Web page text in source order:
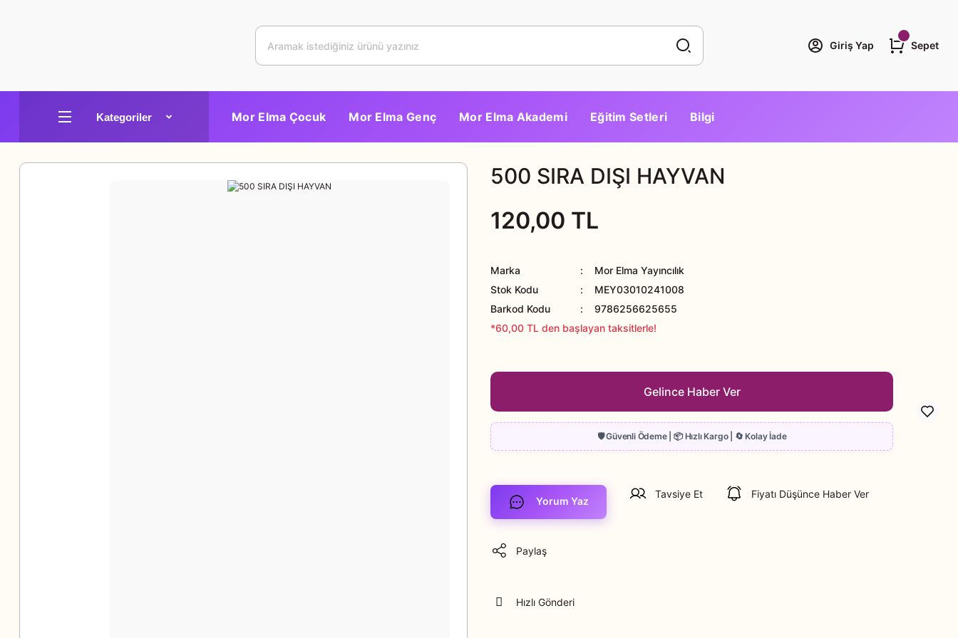
Giriş Yap Sepet
Mor Elma Çocuk Mor Elma Genç Mor Elma Akademi Eğitim Setleri Bilgi
500 SIRA DIŞI HAYVAN
120,00 TL
Marka
Mor Elma Yayıncılık
Stok Kodu
MEY03010241008
Barkod Kodu
9786256625655
*60,00 TL den başlayan taksitlerle!
Gelince Haber Ver
Yorum Yaz
Tavsiye Et Fiyatı Düşünce Haber Ver
Paylaş
Hızlı Gönderi